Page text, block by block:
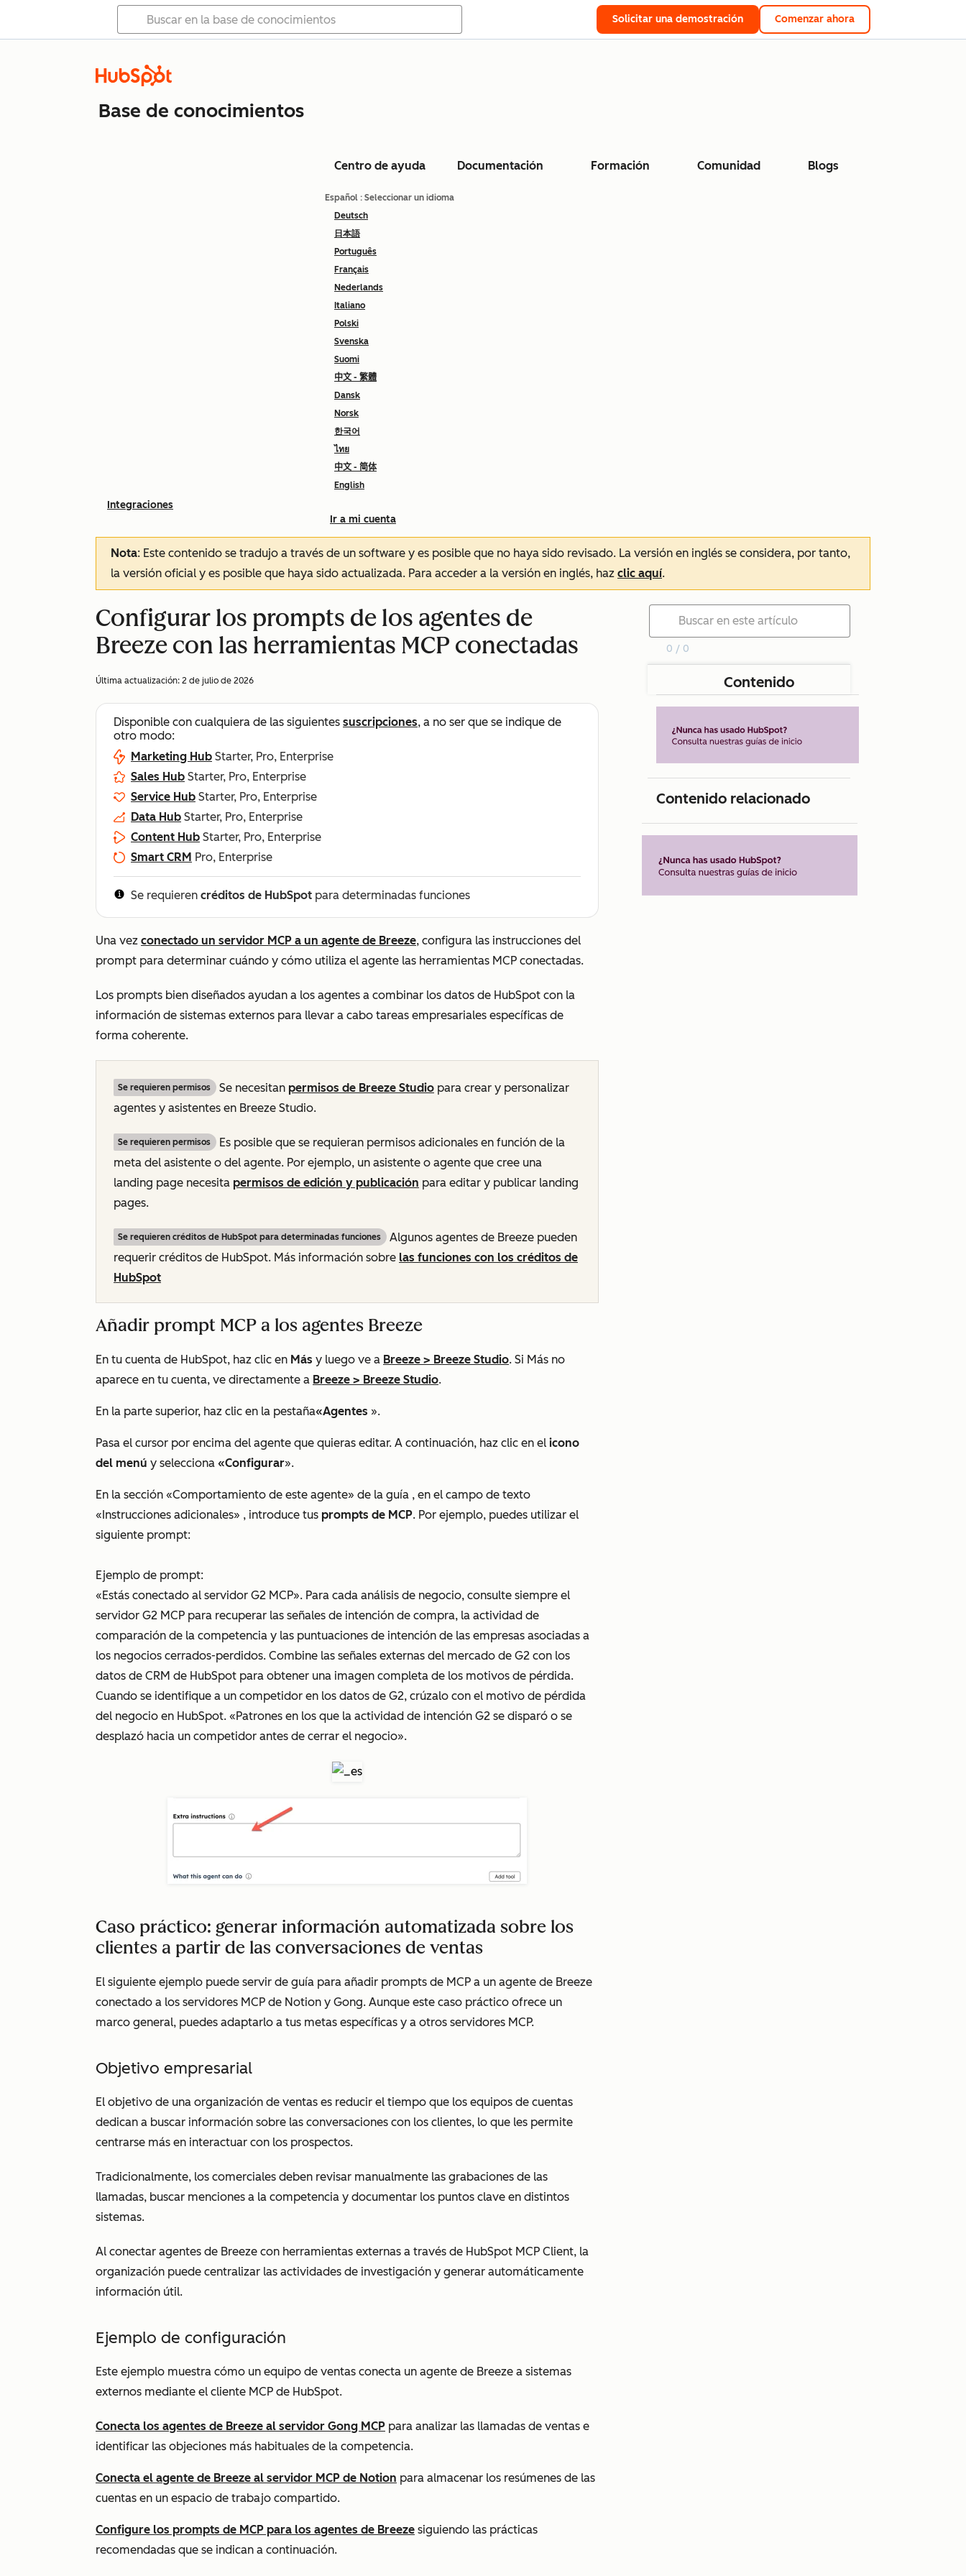
Solicitar una demostración Comenzar ahora
Base de conocimientos
Centro de ayuda Documentación Formación Comunidad Blogs
Español : Seleccionar un idioma
Deutsch
日本語
Português
Français
Nederlands
Italiano
Polski
Svenska
Suomi
中文 - 繁體
Dansk
Norsk
한국어
ไทย
中文 - 简体
English
Ir a mi cuenta
Integraciones
Nota: Este contenido se tradujo a través de un software y es posible que no haya sido revisado. La versión en inglés se considera, por tanto,
la versión oficial y es posible que haya sido actualizada. Para acceder a la versión en inglés, haz clic aquí.
Configurar los prompts de los agentes de
Breeze con las herramientas MCP conectadas
Última actualización: 2 de julio de 2026
Disponible con cualquiera de las siguientes suscripciones, a no ser que se indique de
otro modo:
Marketing Hub Starter, Pro, Enterprise
Sales Hub Starter, Pro, Enterprise
Service Hub Starter, Pro, Enterprise
Data Hub Starter, Pro, Enterprise
Content Hub Starter, Pro, Enterprise
Smart CRM Pro, Enterprise
Se requieren créditos de HubSpot para determinadas funciones
Una vez conectado un servidor MCP a un agente de Breeze, configura las instrucciones del
prompt para determinar cuándo y cómo utiliza el agente las herramientas MCP conectadas.
Los prompts bien diseñados ayudan a los agentes a combinar los datos de HubSpot con la
información de sistemas externos para llevar a cabo tareas empresariales específicas de
forma coherente.
Se requieren permisos Se necesitan permisos de Breeze Studio para crear y personalizar
agentes y asistentes en Breeze Studio.
Se requieren permisos
Es posible que se requieran permisos adicionales en función de la
meta del asistente o del agente. Por ejemplo, un asistente o agente que cree una
landing page necesita permisos de edición y publicación para editar y publicar landing
pages.
Se requieren créditos de HubSpot para determinadas funciones
Algunos agentes de Breeze pueden
requerir créditos de HubSpot. Más información sobre las funciones con los créditos de
HubSpot
Añadir prompt MCP a los agentes Breeze
En tu cuenta de HubSpot, haz clic en Más y luego ve a Breeze > Breeze Studio. Si Más no
aparece en tu cuenta, ve directamente a Breeze > Breeze Studio.
En la parte superior, haz clic en la pestaña«Agentes ».
Pasa el cursor por encima del agente que quieras editar. A continuación, haz clic en el icono
del menú y selecciona «Configurar».
En la sección «Comportamiento de este agente» de la guía , en el campo de texto
«Instrucciones adicionales» , introduce tus prompts de MCP. Por ejemplo, puedes utilizar el
siguiente prompt:
Ejemplo de prompt:
«Estás conectado al servidor G2 MCP». Para cada análisis de negocio, consulte siempre el
servidor G2 MCP para recuperar las señales de intención de compra, la actividad de
comparación de la competencia y las puntuaciones de intención de las empresas asociadas a
los negocios cerrados-perdidos. Combine las señales externas del mercado de G2 con los
datos de CRM de HubSpot para obtener una imagen completa de los motivos de pérdida.
Cuando se identifique a un competidor en los datos de G2, crúzalo con el motivo de pérdida
del negocio en HubSpot. «Patrones en los que la actividad de intención G2 se disparó o se
desplazó hacia un competidor antes de cerrar el negocio».
Caso práctico: generar información automatizada sobre los
clientes a partir de las conversaciones de ventas
El siguiente ejemplo puede servir de guía para añadir prompts de MCP a un agente de Breeze
conectado a los servidores MCP de Notion y Gong. Aunque este caso práctico ofrece un
marco general, puedes adaptarlo a tus metas específicas y a otros servidores MCP.
Objetivo empresarial
El objetivo de una organización de ventas es reducir el tiempo que los equipos de cuentas
dedican a buscar información sobre las conversaciones con los clientes, lo que les permite
centrarse más en interactuar con los prospectos.
Tradicionalmente, los comerciales deben revisar manualmente las grabaciones de las
llamadas, buscar menciones a la competencia y documentar los puntos clave en distintos
sistemas.
Al conectar agentes de Breeze con herramientas externas a través de HubSpot MCP Client, la
organización puede centralizar las actividades de investigación y generar automáticamente
información útil.
Ejemplo de configuración
Este ejemplo muestra cómo un equipo de ventas conecta un agente de Breeze a sistemas
externos mediante el cliente MCP de HubSpot.
Conecta los agentes de Breeze al servidor Gong MCP para analizar las llamadas de ventas e
identificar las objeciones más habituales de la competencia.
Conecta el agente de Breeze al servidor MCP de Notion para almacenar los resúmenes de las
cuentas en un espacio de trabajo compartido.
Configure los prompts de MCP para los agentes de Breeze siguiendo las prácticas
recomendadas que se indican a continuación.
0 / 0
Contenido
Contenido relacionado